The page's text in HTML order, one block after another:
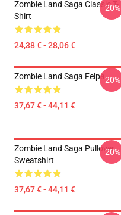
Zombie Land Saga Classic T-
Shirt
24,38 € - 28,06 €
-20%
Zombie Land Saga Felpa
37,67 € - 44,11 €
-20%
Zombie Land Saga Pullover
Sweatshirt
37,67 € - 44,11 €
-20%